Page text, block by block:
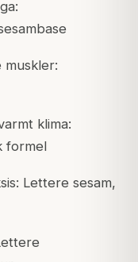
klima:
formel
Lettere sesam,